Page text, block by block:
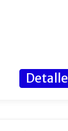
Detalle